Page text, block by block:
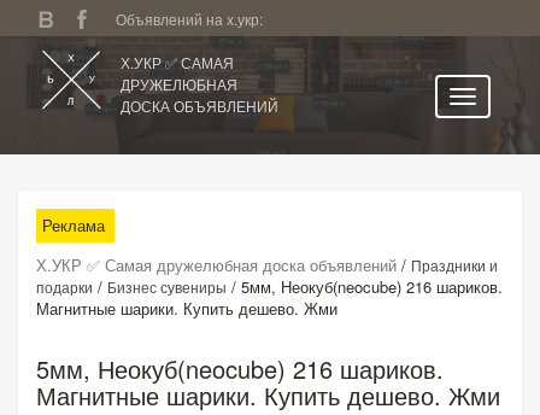
Объявлений на х.укр:
Х.УКР ✅ САМАЯ
ДРУЖЕЛЮБНАЯ
ДОСКА ОБЪЯВЛЕНИЙ
Все регионы
Категории
Избранное
Личный кабинет
Поиск по сайту
Подать объявление
Реклама
Х.УКР ✅ Самая дружелюбная доска объявлений / Праздники и
подарки / Бизнес сувениры / 5мм, Неокуб(neocube) 216 шариков.
Магнитные шарики. Купить дешево. Жми
5мм, Неокуб(neocube) 216 шариков.
Магнитные шарики. Купить дешево. Жми